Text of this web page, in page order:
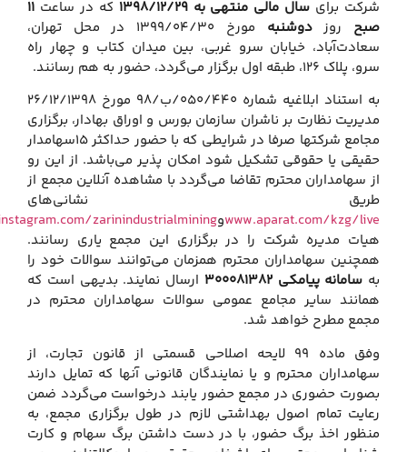
برایسال مالی منتهی به 1398/12/29 که در ساعت ‌11
روز دوشنبه
مورخ 1399/04/30 در محل تهران،
خیابان سرو غربی، بین میدان کتاب و چهار راه
طبقه اول برگزار می‌گردد، حضور به هم رسانند.
به استناد ابلاغیه شماره 050/440/ب/98 مورخ 26/12/1398
نظارت بر ناشران سازمان بورس و اوراق بهادار، برگزاری
مجامع شرکتها صرفا در شرایطی که با حضور حداکثر 15سهامدار
یا حقوقی تشکیل شود امکان پذیر می‌باشد. از این رو
سهامداران محترم تقاضا می‌گردد با مشاهده آنلاین مجمع از
نشانی‌های
www.aparat.com/kzg/‌وwww.instagram.com/zarinindustrialmining‌،
مدیره شرکت را در برگزاری این مجمع یاری رسانند.
سهامداران محترم همزمان می‌توانند سوالات خود را
سامانه پیامکی 300081382
ارسال نمایند. بدیهی است که
سایر مجامع عمومی سوالات سهامداران محترم در
مطرح خواهد شد.
وفق ماده 99 لایحه اصلاحی قسمتی از قانون تجارت، از
محترم و یا نمایندگان قانونی آنها که تمایل دارند
حضوری در مجمع حضور یابند درخواست می‌گردد ضمن
تمام اصول بهداشتی لازم در طول برگزاری مجمع، به
اخذ برگ حضور، با در دست داشتن برگ سهام و کارت